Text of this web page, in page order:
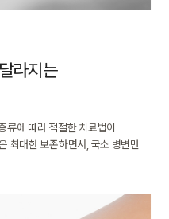
라지는
류에 따라 적절한 치료법이
최대한 보존하면서, 국소 병변만